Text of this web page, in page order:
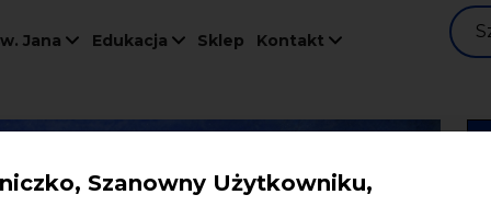
Szanowny Użytkowniku,
Jana Edukacja Sklep Kontakt